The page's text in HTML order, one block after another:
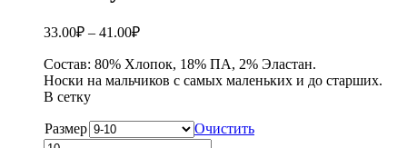
33.00₽ – 41.00₽
Состав: 80% Хлопок, 18% ПА, 2% Эластан.
Носки на мальчиков с самых маленьких и до старших.
В сетку
Размер
Очистить